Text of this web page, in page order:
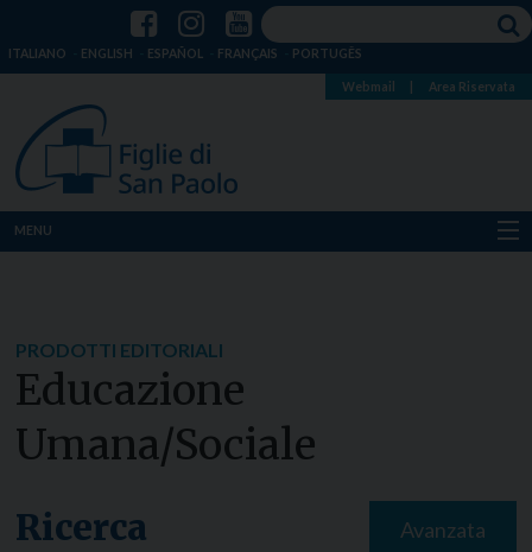
ITALIANO ENGLISH ESPAÑOL FRANÇAIS PORTUGÊS
Webmail Area Riservata
MENU
Notizie
Risorse
Media
PRODOTTI EDITORIALI
Educazione
Umana/sociale
Ricerca Avanzata